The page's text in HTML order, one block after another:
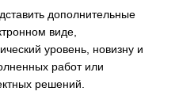
дополнительные
виде,
уровень, новизну и
работ или
решений.